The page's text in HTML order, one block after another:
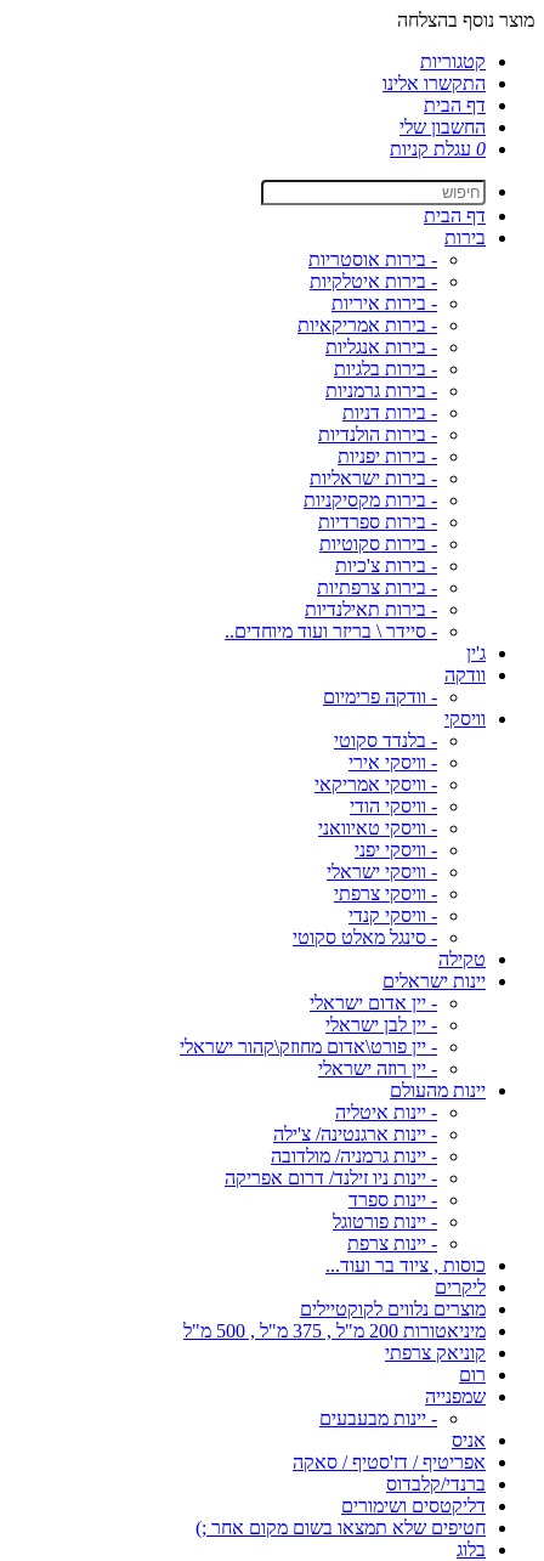
מוצר נוסף בהצלחה
קטגוריות
התקשרו אלינו
דף הבית
החשבון שלי
0 עגלת קניות
דף הבית
בירות
- בירות אוסטריות
- בירות איטלקיות
- בירות איריות
- בירות אמריקאיות
- בירות אנגליות
- בירות בלגיות
- בירות גרמניות
- בירות דניות
- בירות הולנדיות
- בירות יפניות
- בירות ישראליות
- בירות מקסיקניות
- בירות ספרדיות
- בירות סקוטיות
- בירות צ'כיות
- בירות צרפתיות
- בירות תאילנדיות
- סיידר \ בריזר ועוד מיוחדים..
ג'ין
וודקה
- וודקה פרימיום
וויסקי
- בלנדד סקוטי
- וויסקי אירי
- וויסקי אמריקאי
- וויסקי הודי
- וויסקי טאיוואני
- וויסקי יפני
- וויסקי ישראלי
- וויסקי צרפתי
- וויסקי קנדי
- סינגל מאלט סקוטי
טקילה
יינות ישראלים
- יין אדום ישראלי
- יין לבן ישראלי
- יין פורט\אדום מחוזק\קהור ישראלי
- יין רוזה ישראלי
יינות מהעולם
- יינות איטליה
- יינות ארגנטינה/ צ'ילה
- יינות גרמניה/ מולדובה
- יינות ניו זילנד/ דרום אפריקה
- יינות ספרד
- יינות פורטוגל
- יינות צרפת
כוסות , ציוד בר ועוד...
ליקרים
מוצרים נלווים לקוקטיילים
מיניאטורות 200 מ"ל , 375 מ"ל , 500 מ"ל
קוניאק צרפתי
רום
שמפנייה
- יינות מבעבעים
אניס
אפריטיף / דז'סטיף / סאקה
ברנדי/קלבדוס
דליקטסים ושימורים
חטיפים שלא תמצאו בשום מקום אחר ;)
בלוג